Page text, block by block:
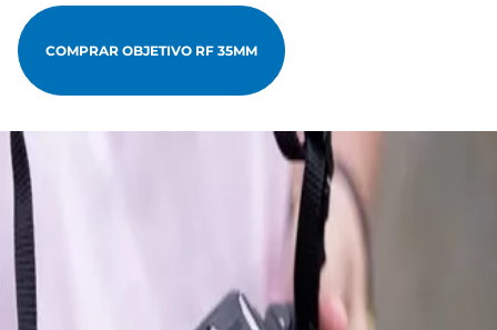
COMPRAR OBJETIVO RF 35MM